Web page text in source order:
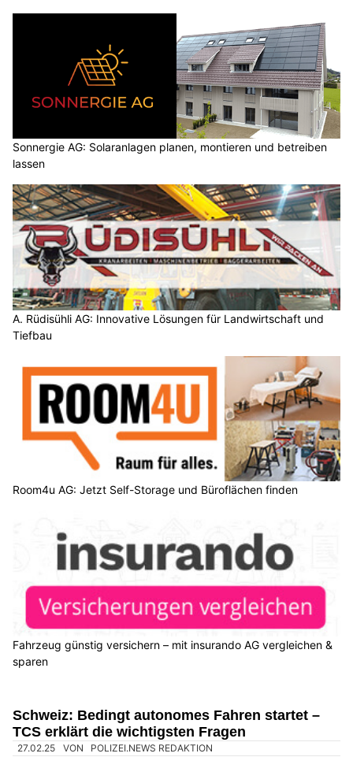
Sonnergie AG: Solaranlagen planen, montieren und betreiben
lassen
A. Rüdisühli AG: Innovative Lösungen für Landwirtschaft und
Tiefbau
Room4u AG: Jetzt Self-Storage und Büroflächen finden
Fahrzeug günstig versichern – mit insurando AG vergleichen &
sparen
Schweiz: Bedingt autonomes Fahren startet –
TCS erklärt die wichtigsten Fragen
27.02.25 VON POLIZEI.NEWS REDAKTION